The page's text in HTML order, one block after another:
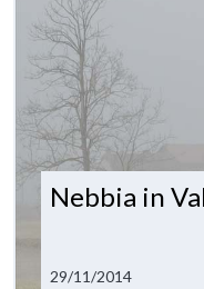
Nebbia in
29/11/2014